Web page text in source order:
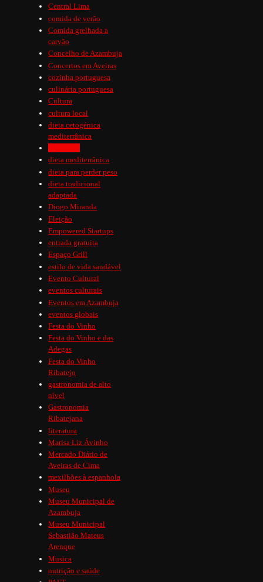
Central Lima
comida de verão
Comida grelhada a
carvão
Concelho de Azambuja
Concertos em Aveiras
cozinha portuguesa
culinária portuguesa
Cultura
cultura local
dieta cetogénica
mediterrânica
dieta mediterrânica
dieta para perder peso
dieta tradicional
adaptada
Diogo Miranda
Eleição
Empowered Startups
entrada gratuita
Espaço Grill
estilo de vida saudável
Evento Cultural
eventos culturais
Eventos em Azambuja
eventos globais
Festa do Vinho
Festa do Vinho e das
Adegas
Festa do Vinho
Ribatejo
gastronomia de alto
nível
Gastronomia
Ribatejana
literatura
Marisa Liz Ávinho
Mercado Diário de
Aveiras de Cima
mexilhões à espanhola
Museu
Museu Municipal de
Azambuja
Museu Municipal
Sebastião Mateus
Arenque
Musica
nutrição e saúde